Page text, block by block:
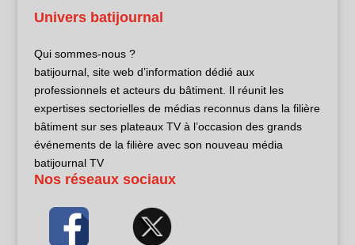
Univers batijournal
Qui sommes-nous ?
batijournal, site web d’information dédié aux
professionnels et acteurs du bâtiment. Il réunit les
expertises sectorielles de médias reconnus dans la filière
bâtiment sur ses plateaux TV à l’occasion des grands
événements de la filière avec son nouveau média
batijournal TV
Nos réseaux sociaux